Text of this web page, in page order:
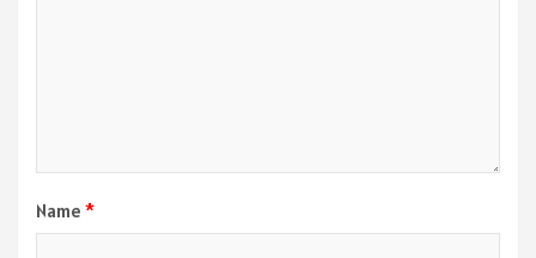
Name *